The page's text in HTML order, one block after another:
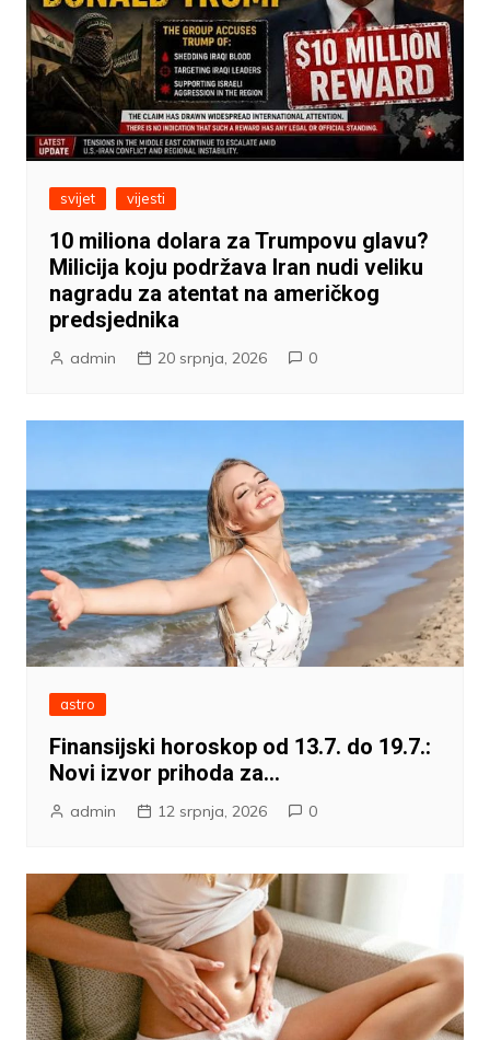
svijet vijesti
10 miliona dolara za Trumpovu glavu?
Milicija koju podržava Iran nudi veliku
nagradu za atentat na američkog
predsjednika
admin 20 srpnja, 2026 0
astro
Finansijski horoskop od 13.7. do 19.7.:
Novi izvor prihoda za…
admin 12 srpnja, 2026 0